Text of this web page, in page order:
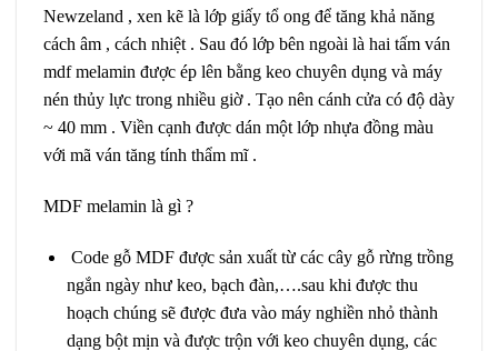
Newzeland , xen kẽ là lớp giấy tổ ong để tăng khả năng
cách âm , cách nhiệt . Sau đó lớp bên ngoài là hai tấm ván
mdf melamin được ép lên bằng keo chuyên dụng và máy
nén thủy lực trong nhiều giờ . Tạo nên cánh cửa có độ dày
~ 40 mm . Viền cạnh được dán một lớp nhựa đồng màu
với mã ván tăng tính thẩm mĩ .
MDF melamin là gì ?
Code gỗ MDF được sản xuất từ các cây gỗ rừng trồng
ngắn ngày như keo, bạch đàn,….sau khi được thu
hoạch chúng sẽ được đưa vào máy nghiền nhỏ thành
dạng bột mịn và được trộn với keo chuyên dụng, các